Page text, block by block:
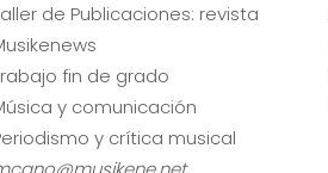
de Publicaciones: revista
fin de grado
y comunicación
y crítica musical